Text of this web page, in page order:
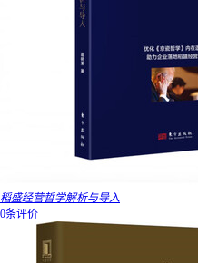
稻盛经营哲学解析与导入
0条评价